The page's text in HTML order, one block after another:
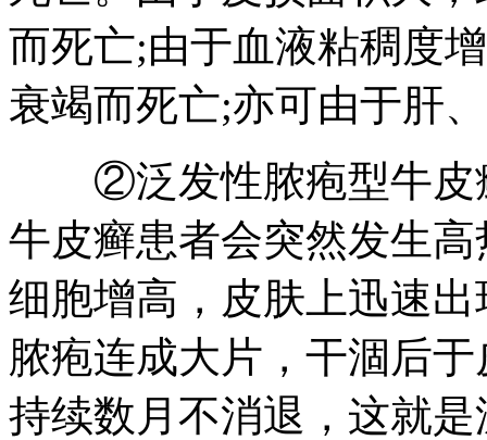
而死亡;由于血液粘稠度
衰竭而死亡;亦可由于肝
②泛发性脓疱型牛皮
牛皮癣患者会突然发生
细胞增高，皮肤上迅速
脓疱连成大片，干涸后
持续数月不消退，这就